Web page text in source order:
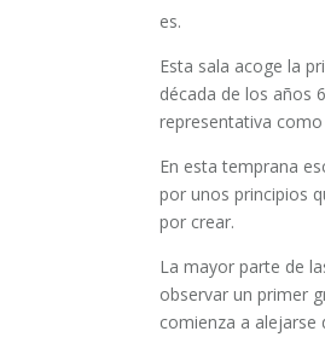
es.
Esta sala acoge la
década de los años
representativa
En esta temprana
por unos principios
por crear.
La mayor parte de
observar un primer
comienza a alejarse